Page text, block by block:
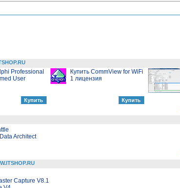
Professional
User
Купить CommView for WiFi
1 лицензия
Architect
Capture V8.1